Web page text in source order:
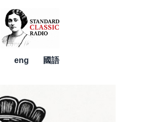
eng 國語